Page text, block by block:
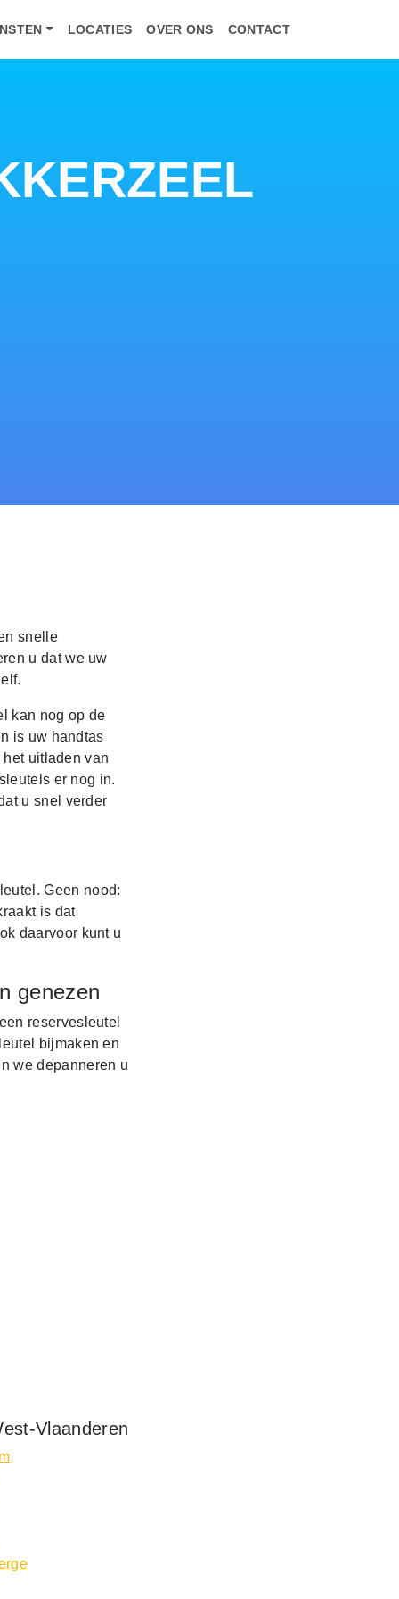
LOCATIES OVER ONS CONTACT
snelle
u dat we uw
kan nog op de
is uw handtas
uitladen van
er nog in.
u snel verder
Geen nood:
is dat
daarvoor kunt u
genezen
reservesleutel
bijmaken en
we depanneren u
Vlaanderen